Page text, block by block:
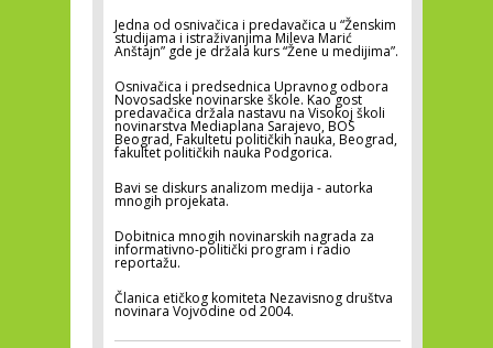
Jedna od osnivačica i predavačica u “Ženskim
studijama i istraživanjima Mileva Marić
Anštajn” gde je držala kurs “Žene u medijima”.
Osnivačica i predsednica Upravnog odbora
Novosadske novinarske škole. Kao gost
predavačica držala nastavu na Visokoj školi
novinarstva Mediaplana Sarajevo, BOS
Beograd, Fakultetu političkih nauka, Beograd,
fakultet političkih nauka Podgorica.
Bavi se diskurs analizom medija - autorka
mnogih projekata.
Dobitnica mnogih novinarskih nagrada za
informativno-politički program i radio
reportažu.
Članica etičkog komiteta Nezavisnog društva
novinara Vojvodine od 2004.